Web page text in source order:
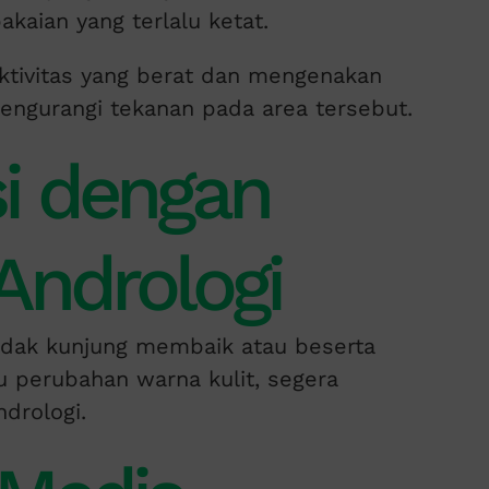
yang terlalu ketat.
yang berat dan mengenakan
tekanan pada area tersebut.
dengan
kunjung membaik atau beserta
perubahan warna kulit, segera